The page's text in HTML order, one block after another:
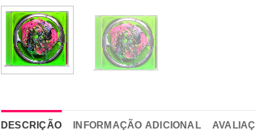
DESCRIÇÃO INFORMAÇÃO ADICIONAL